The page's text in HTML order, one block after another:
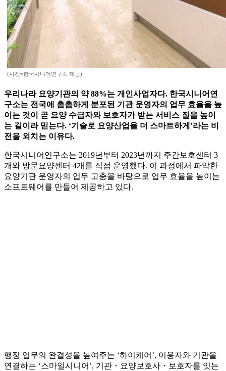
(사진=한국시니어연구소 제공)
우리나라 요양기관의 약 88%는 개인사업자다. 한국시니어연
구소는 전국에 촘촘하게 분포된 기관 운영자의 업무 효율을 높
이는 것이 곧 요양 수급자와 보호자가 받는 서비스 질을 높이
는 길이라 믿는다. ‘기술로 요양산업을 더 스마트하게’라는 비
전을 외치는 이유다.
한국시니어연구소는 2019년부터 2023년까지 주간보호센터 3
개와 방문요양센터 4개를 직접 운영했다. 이 과정에서 파악한
요양기관 운영자의 업무 고충을 바탕으로 업무 효율을 높이는
소프트웨어를 만들어 제공하고 있다.
행정 업무의 완결성을 높여주는 ‘하이케어’, 이용자와 기관을
연결하는 ‘스마일시니어’, 기관・요양보호사・보호자를 잇는